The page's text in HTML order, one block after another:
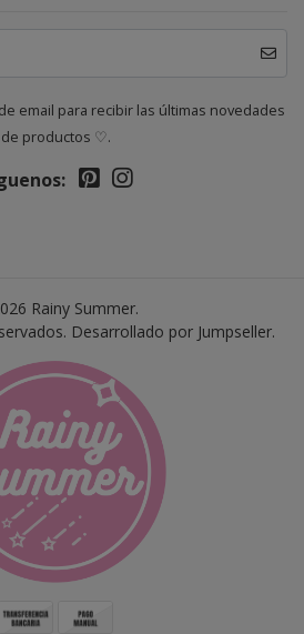
email para recibir las últimas novedades
de productos ♡.
Rainy Summer.
Desarrollado por Jumpseller.